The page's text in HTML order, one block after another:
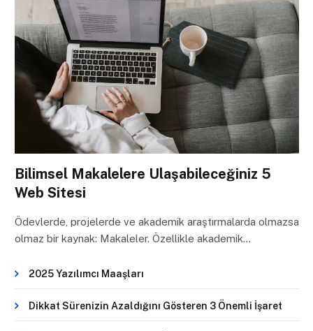
Bilimsel Makalelere Ulaşabileceğiniz 5
Web Sitesi
Ödevlerde, projelerde ve akademik araştırmalarda olmazsa
olmaz bir kaynak: Makaleler. Özellikle akademik…
2025 Yazılımcı Maaşları
Dikkat Sürenizin Azaldığını Gösteren 3 Önemli İşaret